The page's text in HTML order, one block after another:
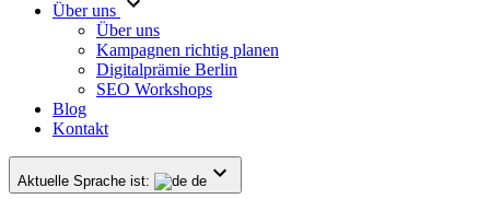
Über uns
Über uns
Kampagnen richtig planen
Digitalprämie Berlin
SEO Workshops
Blog
Kontakt
Aktuelle Sprache ist: de